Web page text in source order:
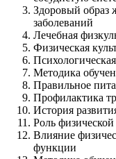
Здоровый образ
заболеваний
Лечебная
Физическая
Методика
Правильное
Профилактика
История
Роль
Влияние
функции